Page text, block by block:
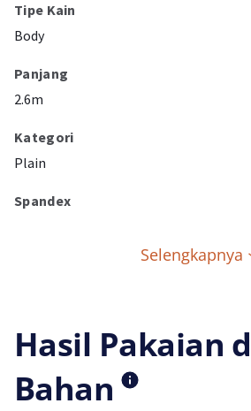
Tipe Kain
Body
Panjang
2.6m
Kategori
Plain
Spandex
Selengkapnya
Hasil Pakaian
Bahan